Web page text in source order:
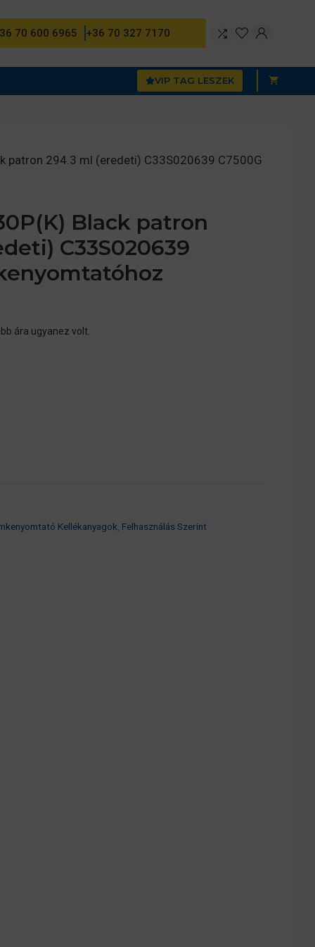
70 600 6965 +36 70 327 7170
VIP TAG LESZEK
patron 294.3 ml (eredeti) C33S020639 C7500G
Black patron
C33S020639
ára ugyanez volt.
Kellékanyagok, Felhasználás Szerint